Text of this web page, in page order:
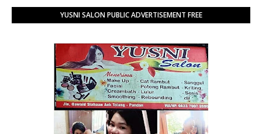
YUSNI SALON PUBLIC ADVERTISEMENT FREE